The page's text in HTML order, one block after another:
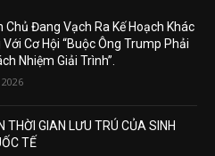
Chủ Đang Vạch Ra Kế Hoạch Khác
Cơ Hội “Buộc Ông Trump Phải
Nhiệm Giải Trình”.
THỜI GIAN LƯU TRÚ CỦA SINH
TẾ